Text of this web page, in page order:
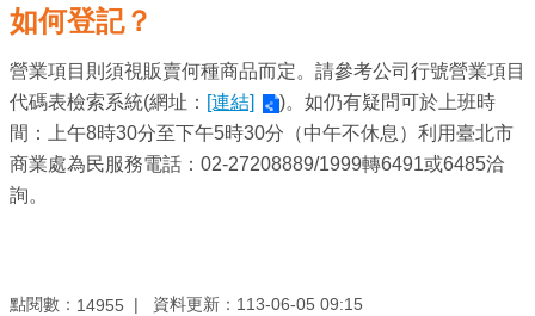
告
息
機
關
介
務
如何登記？
營業項目則須視販賣何種商品而定。請參考公司行號營業項目
代碼表檢索系統(網址： [連結]
)。如仍有疑問可於上班時
間：上午8時30分至下午5時30分（中午不休息）利用臺北市
商業處為民服務電話：02-27208889/1999轉6491或6485洽
詢。
點閱數： 14955
資料更新：113-06-05 09:15